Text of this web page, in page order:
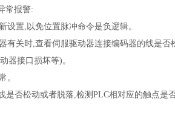
常报警:
置,以免位置脉冲命令是负逻辑。
关时,查看伺服驱动器连接编码器的线是否
器接口损坏等)。
。
否松动或者脱落,检测PLC相对应的触点是否